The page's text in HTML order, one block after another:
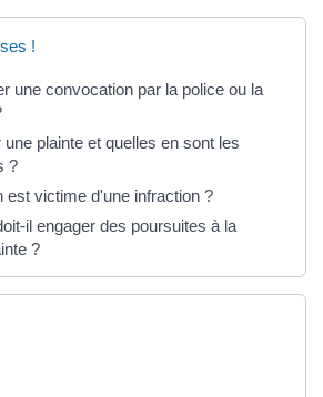
!
une convocation par la police ou la
une plainte et quelles en sont les
?
est victime d'une infraction ?
il engager des poursuites à la
?